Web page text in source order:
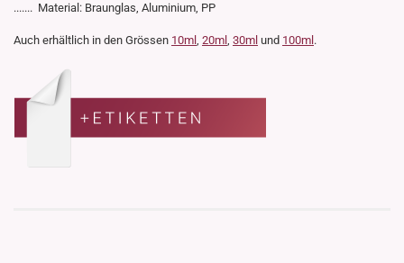
....... Material: Braunglas, Aluminium, PP
Auch erhältlich in den Grössen 10ml , 20ml , 30ml und 100ml .